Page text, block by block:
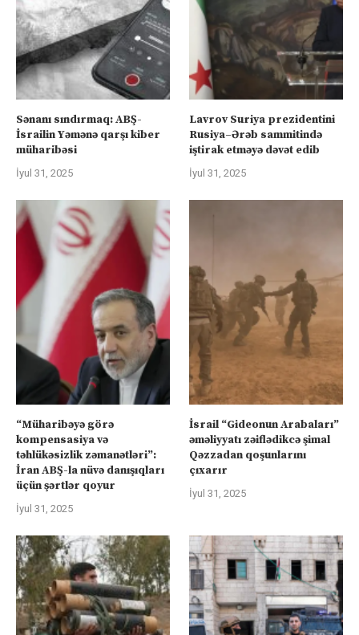
Sənanı sındırmaq: ABŞ-
İsrailin Yəmənə qarşı kiber
müharibəsi
İyul 31, 2025
Lavrov Suriya prezidentini
Rusiya–Ərəb sammitində
iştirak etməyə dəvət edib
İyul 31, 2025
“Müharibəyə görə
kompensasiya və
təhlükəsizlik zəmanətləri”:
İran ABŞ-la nüvə danışıqları
üçün şərtlər qoyur
İyul 31, 2025
İsrail “Gideonun Arabaları”
əməliyyatı zəiflədikcə şimal
Qəzzadan qoşunlarını
çıxarır
İyul 31, 2025